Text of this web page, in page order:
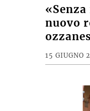
nuovo
15 GIUGNO